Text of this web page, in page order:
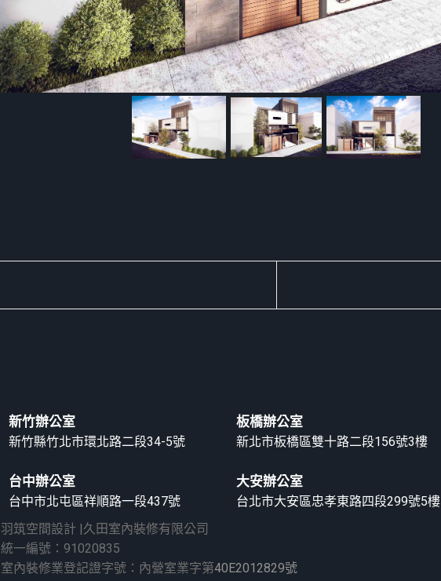
新竹辦公室
新竹縣竹北市環北路二段34-5號
台中辦公室
台中市北屯區祥順路一段437號
板橋辦公室
新北市板橋區雙十路二段156號3樓
大安辦公室
台北市大安區忠孝東路四段299號5樓
羽筑空間設計 |久田室內裝修有限公司
統一編號：91020835
室內裝修業登記證字號：內營室業字第40E2012829號